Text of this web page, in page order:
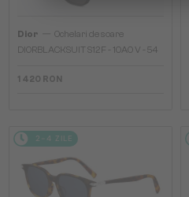
Dior
Ochelari de soare
DIORBLACKSUIT S12F - 10A0 V - 54
1 420 RON
2-4 ZILE